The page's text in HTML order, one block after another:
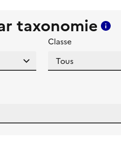
taxonomie
Classe